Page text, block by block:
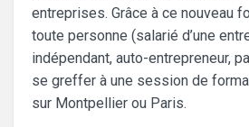
entreprises. Grâce à ce nouveau
toute personne (salarié d’une
indépendant, auto-entrepreneur,
se greffer à une session de
sur Montpellier ou Paris.